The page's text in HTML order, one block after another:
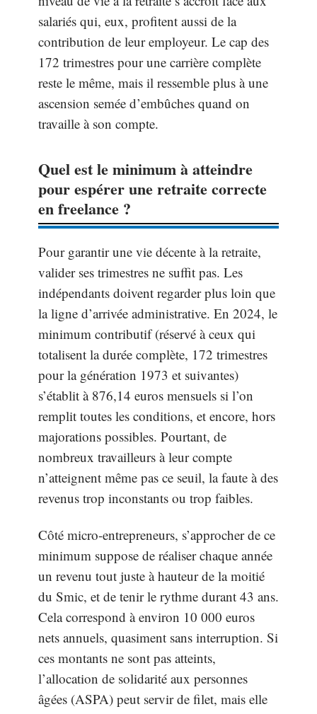
salariés qui, eux, profitent aussi de la
contribution de leur employeur. Le cap des
172 trimestres pour une carrière complète
reste le même, mais il ressemble plus à une
ascension semée d’embûches quand on
travaille à son compte.
Quel est le minimum à atteindre
pour espérer une retraite correcte
en freelance ?
Pour garantir une vie décente à la retraite,
valider ses trimestres ne suffit pas. Les
indépendants doivent regarder plus loin que
la ligne d’arrivée administrative. En 2024, le
minimum contributif (réservé à ceux qui
totalisent la durée complète, 172 trimestres
pour la génération 1973 et suivantes)
s’établit à 876,14 euros mensuels si l’on
remplit toutes les conditions, et encore, hors
majorations possibles. Pourtant, de
nombreux travailleurs à leur compte
n’atteignent même pas ce seuil, la faute à des
revenus trop inconstants ou trop faibles.
Côté micro-entrepreneurs, s’approcher de ce
minimum suppose de réaliser chaque année
un revenu tout juste à hauteur de la moitié
du Smic, et de tenir le rythme durant 43 ans.
Cela correspond à environ 10 000 euros
nets annuels, quasiment sans interruption. Si
ces montants ne sont pas atteints,
l’allocation de solidarité aux personnes
âgées (ASPA) peut servir de filet, mais elle